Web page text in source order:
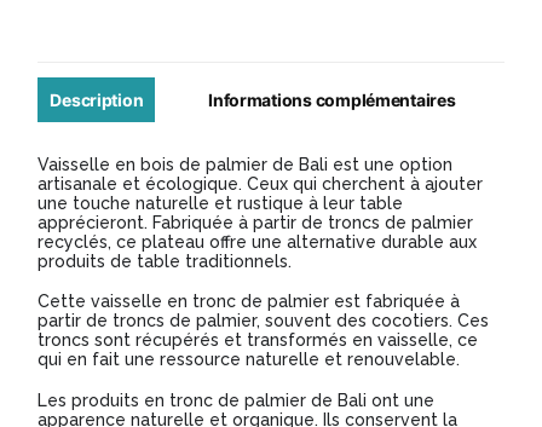
bois
palmier
-
Diamètre
-
Modèle
BA005
Description Informations complémentaires
Vaisselle en bois de palmier de Bali est une option
artisanale et écologique. Ceux qui cherchent à ajouter
une touche naturelle et rustique à leur table
apprécieront. Fabriquée à partir de troncs de palmier
recyclés, ce plateau offre une alternative durable aux
produits de table traditionnels.
Cette vaisselle en tronc de palmier est fabriquée à
partir de troncs de palmier, souvent des cocotiers. Ces
troncs sont récupérés et transformés en vaisselle, ce
qui en fait une ressource naturelle et renouvelable.
Les produits en tronc de palmier de Bali ont une
apparence naturelle et organique. Ils conservent la